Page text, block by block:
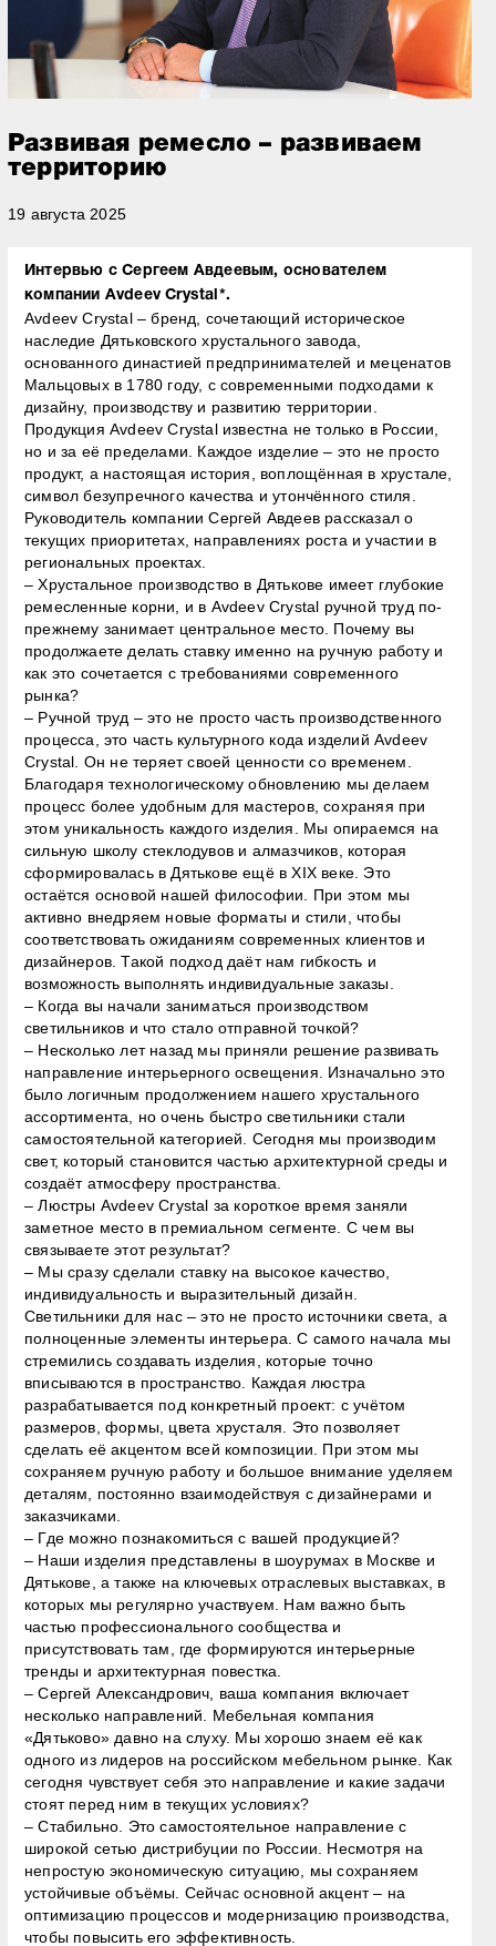
Развивая ремесло – развиваем
территорию
19 августа 2025
Интервью с Сергеем Авдеевым, основателем
компании Avdeev Crystal*.
Avdeev Crystal – бренд, сочетающий историческое
наследие Дятьковского хрустального завода,
основанного династией предпринимателей и меценатов
Мальцовых в 1780 году, с современными подходами к
дизайну, производству и развитию территории.
Продукция Avdeev Crystal известна не только в России,
но и за её пределами. Каждое изделие – это не просто
продукт, а настоящая история, воплощённая в хрустале,
символ безупречного качества и утончённого стиля.
Руководитель компании Сергей Авдеев рассказал о
текущих приоритетах, направлениях роста и участии в
региональных проектах.
– Хрустальное производство в Дятькове имеет глубокие
ремесленные корни, и в Avdeev Crystal ручной труд по-
прежнему занимает центральное место. Почему вы
продолжаете делать ставку именно на ручную работу и
как это сочетается с требованиями современного
рынка?
– Ручной труд – это не просто часть производственного
процесса, это часть культурного кода изделий Avdeev
Crystal. Он не теряет своей ценности со временем.
Благодаря технологическому обновлению мы делаем
процесс более удобным для мастеров, сохраняя при
этом уникальность каждого изделия. Мы опираемся на
сильную школу стеклодувов и алмазчиков, которая
сформировалась в Дятькове ещё в XIX веке. Это
остаётся основой нашей философии. При этом мы
активно внедряем новые форматы и стили, чтобы
соответствовать ожиданиям современных клиентов и
дизайнеров. Такой подход даёт нам гибкость и
возможность выполнять индивидуальные заказы.
– Когда вы начали заниматься производством
светильников и что стало отправной точкой?
– Несколько лет назад мы приняли решение развивать
направление интерьерного освещения. Изначально это
было логичным продолжением нашего хрустального
ассортимента, но очень быстро светильники стали
самостоятельной категорией. Сегодня мы производим
свет, который становится частью архитектурной среды и
создаёт атмосферу пространства.
– Люстры Avdeev Crystal за короткое время заняли
заметное место в премиальном сегменте. С чем вы
связываете этот результат?
– Мы сразу сделали ставку на высокое качество,
индивидуальность и выразительный дизайн.
Светильники для нас – это не просто источники света, а
полноценные элементы интерьера. С самого начала мы
стремились создавать изделия, которые точно
вписываются в пространство. Каждая люстра
разрабатывается под конкретный проект: с учётом
размеров, формы, цвета хрусталя. Это позволяет
сделать её акцентом всей композиции. При этом мы
сохраняем ручную работу и большое внимание уделяем
деталям, постоянно взаимодействуя с дизайнерами и
заказчиками.
– Где можно познакомиться с вашей продукцией?
– Наши изделия представлены в шоурумах в Москве и
Дятькове, а также на ключевых отраслевых выставках, в
которых мы регулярно участвуем. Нам важно быть
частью профессионального сообщества и
присутствовать там, где формируются интерьерные
тренды и архитектурная повестка.
– Сергей Александрович, ваша компания включает
несколько направлений. Мебельная компания
«Дятьково» давно на слуху. Мы хорошо знаем её как
одного из лидеров на российском мебельном рынке. Как
сегодня чувствует себя это направление и какие задачи
стоят перед ним в текущих условиях?
– Стабильно. Это самостоятельное направление с
широкой сетью дистрибуции по России. Несмотря на
непростую экономическую ситуацию, мы сохраняем
устойчивые объёмы. Сейчас основной акцент – на
оптимизацию процессов и модернизацию производства,
чтобы повысить его эффективность.